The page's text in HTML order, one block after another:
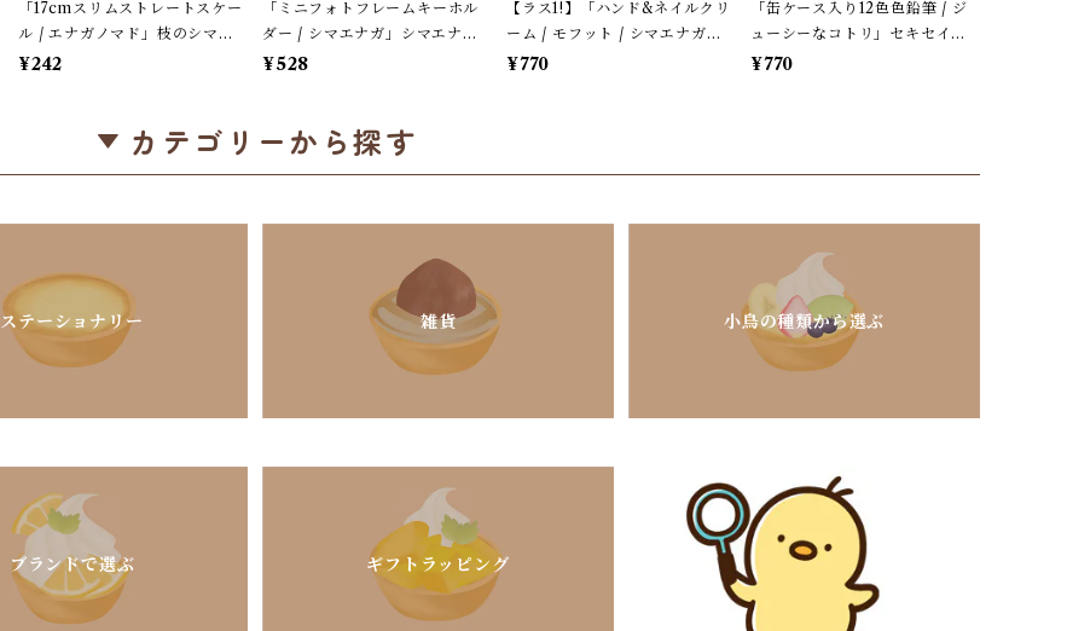
「17cmスリムストレートスケー
ル / エナガノマド」枝のシマエ
ナガ / クリア・ピンクグラデー
¥242
「ミニフォトフレームキーホル
ダー / シマエナガ」シマエナガ
とチェリー / サザンDSクリエイ
¥528
【ラス1!】「ハンド&ネイルクリ
ーム / モフット / シマエナガ」
フローラルの香り / 30g / ハン
¥770
「缶ケース入り12色色鉛筆 / ジ
ューシーなコトリ」セキセイ・
シマエナガ・オカメ＊ホワイト
¥770
カテゴリーから探す
ステーショナリー 雑貨 小鳥の種類から選ぶ
ブランドで選ぶ ギフトラッピング